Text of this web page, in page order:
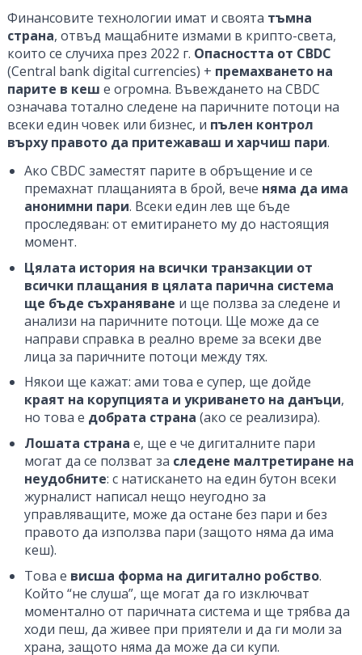
Финансовите технологии имат и своята тъмна
страна, отвъд мащабните измами в крипто-света,
които се случиха през 2022 г. Опасността от CBDC
(Central bank digital currencies) + премахването на
парите в кеш е огромна. Въвеждането на CBDC
означава тотално следене на паричните потоци на
всеки един човек или бизнес, и пълен контрол
върху правото да притежаваш и харчиш пари.
Ако CBDC заместят парите в обръщение и се
премахнат плащанията в брой, вече няма да има
анонимни пари. Всеки един лев ще бъде
проследяван: от емитирането му до настоящия
момент.
Цялата история на всички транзакции от
всички плащания в цялата парична система
ще бъде съхраняване и ще ползва за следене и
анализи на паричните потоци. Ще може да се
направи справка в реално време за всеки две
лица за паричните потоци между тях.
Някои ще кажат: ами това е супер, ще дойде
краят на корупцията и укриването на данъци,
но това е добрата страна (ако се реализира).
Лошата страна е, ще е че дигиталните пари
могат да се ползват за следене малтретиране на
неудобните: с натискането на един бутон всеки
журналист написал нещо неугодно за
управляващите, може да остане без пари и без
правото да използва пари (защото няма да има
кеш).
Това е висша форма на дигитално робство.
Който “не слуша”, ще могат да го изключват
моментално от паричната система и ще трябва да
ходи пеш, да живее при приятели и да ги моли за
храна, защото няма да може да си купи.